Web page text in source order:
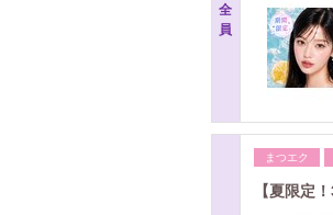
全
員
まつエク
【夏限定